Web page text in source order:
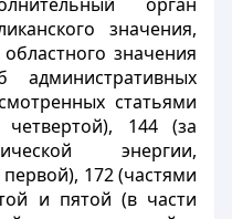
значения,
значения
административных
статьями
144 (за
энергии,
172 (частями
и пятой (в части